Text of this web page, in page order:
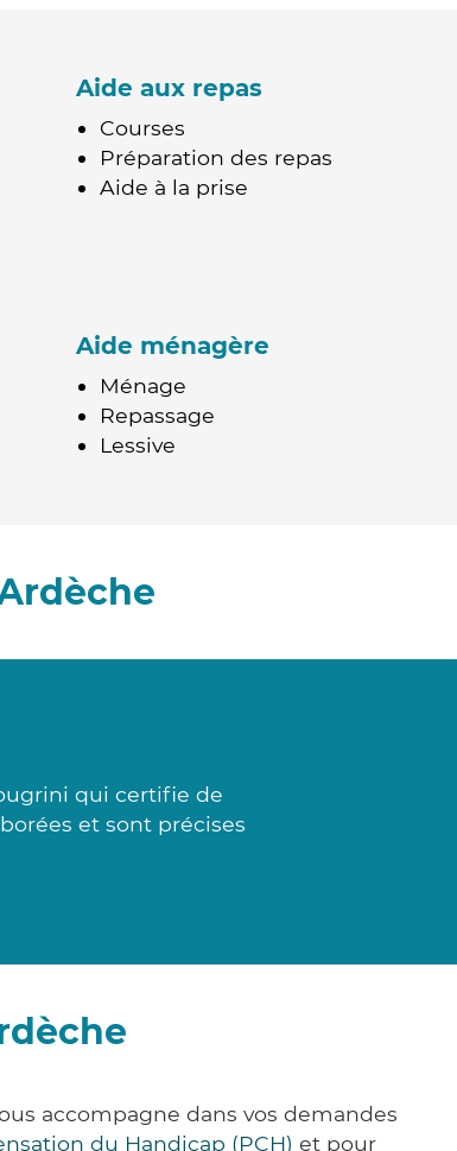
Aide aux repas
Courses
Préparation des repas
Aide à la prise
Aide ménagère
Ménage
Repassage
Lessive
qui certifie de
et sont précises
accompagne dans vos demandes
du Handicap (PCH) et pour